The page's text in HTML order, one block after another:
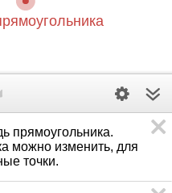
прямоугольника.
можно изменить, для
точки.